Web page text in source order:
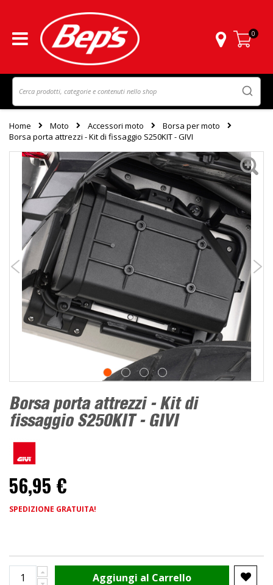
Carrello
0
Home Moto Accessori moto
Borsa per moto
Borsa porta attrezzi - Kit di fissaggio S250KIT - GIVI
Borsa porta attrezzi - Kit di
fissaggio S250KIT - GIVI
56,95 €
SPEDIZIONE GRATUITA!
Aggiungi al Carrello